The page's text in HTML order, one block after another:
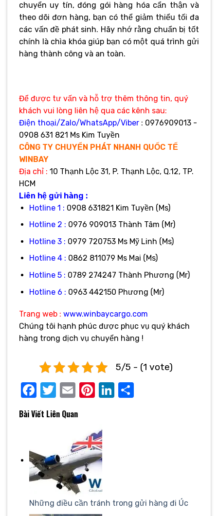
chuyển uy tín, đóng gói hàng hóa cẩn thận và
theo dõi đơn hàng, bạn có thể giảm thiểu tối đa
các vấn đề phát sinh. Hãy nhớ rằng chuẩn bị tốt
chính là chìa khóa giúp bạn có một quá trình gửi
hàng thành công và an toàn.
Để được tư vấn và hỗ trợ thêm thông tin, quý
khách vui lòng liên hệ qua các kênh sau:
Điện thoại/Zalo/WhatsApp/Viber : 0976909013 -
0908 631 821 Ms Kim Tuyền
CÔNG TY CHUYỂN PHÁT NHANH QUỐC TẾ
WINBAY
Địa chỉ : 10 Thạnh Lộc 31, P. Thạnh Lộc, Q.12, TP.
HCM
Liên hệ gửi hàng :
Hotline 1 : 0908 631821 Kim Tuyền (Ms)
Hotline 2 : 0976 909013 Thành Tâm (Mr)
Hotline 3 : 0979 720753 Ms Mỹ Linh (Ms)
Hotline 4 : 0862 811079 Ms Mai (Ms)
Hotline 5 : 0789 274247 Thành Phương (Mr)
Hotline 6 : 0963 442150 Phương (Mr)
Trang web : www.winbaycargo.com
Chúng tôi hạnh phúc được phục vụ quý khách
hàng trong dịch vụ chuyển hàng !
5/5 - (1 vote)
Facebook
Twitter
EmailPinterest
LinkedIn
Bài Viết Liên Quan
Những điều cần tránh trong gửi hàng đi Úc